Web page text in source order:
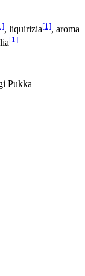
, liquirizia[1], aroma
[1]
Pukka